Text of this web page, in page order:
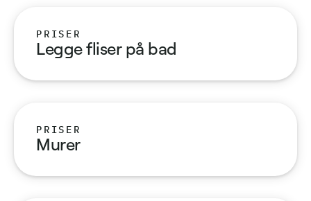
PRISER
Legge fliser på bad
PRISER
Murer